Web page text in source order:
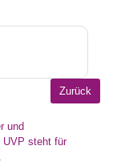
und
UVP steht für